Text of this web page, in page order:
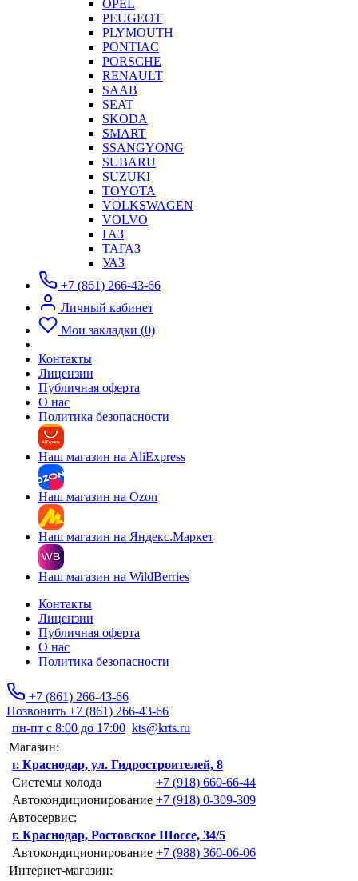
OPEL
PEUGEOT
PLYMOUTH
PONTIAC
PORSCHE
RENAULT
SAAB
SEAT
SKODA
SMART
SSANGYONG
SUBARU
SUZUKI
TOYOTA
VOLKSWAGEN
VOLVO
ГАЗ
ТАГАЗ
УАЗ
+7 (861) 266-43-66
Личный кабинет
Мои закладки (0)
Контакты
Лицензии
Публичная оферта
О нас
Политика безопасности
Наш магазин на AliExpress
Наш магазин на Ozon
Наш магазин на Яндекс.Маркет
Наш магазин на WildBerries
Контакты
Лицензии
Публичная оферта
О нас
Политика безопасности
+7 (861) 266-43-66
Позвонить +7 (861) 266-43-66
пн-пт с 8:00 до 17:00 kts@krts.ru
Магазин:
г. Краснодар, ул. Гидростроителей, 8
Системы холода
+7 (918) 660-66-44
Автокондиционирование +7 (918) 0-309-309
Автосервис:
г. Краснодар, Ростовское Шоссе, 34/5
Автокондиционирование +7 (988) 360-06-06
Интернет-магазин: